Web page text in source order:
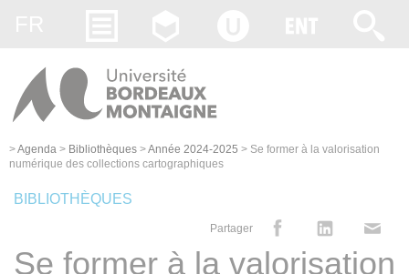
>Agenda > Bibliothèques >Année 2024-2025 > Se former à la valorisation
numérique des collections cartographiques
BIBLIOTHÈQUES
Partager
Se former à la valorisation